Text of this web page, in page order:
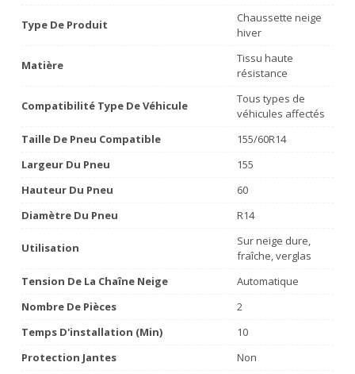
Type De Produit
Chaussette neige
hiver
Matière
Tissu haute
résistance
Compatibilité Type De Véhicule
Tous types de
véhicules affectés
Taille De Pneu Compatible
155/60R14
Largeur Du Pneu
155
Hauteur Du Pneu
60
Diamètre Du Pneu
R14
Utilisation
Sur neige dure,
fraîche, verglas
Tension De La Chaîne Neige
Automatique
Nombre De Pièces
2
Temps D'installation (min)
10
Protection Jantes
Non